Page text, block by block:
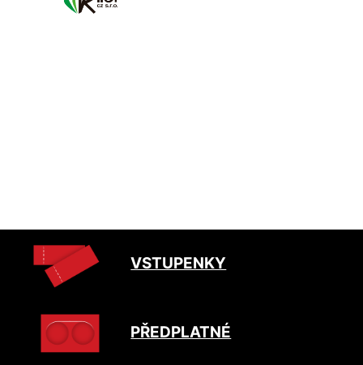
VSTUPENKY
PŘEDPLATNÉ